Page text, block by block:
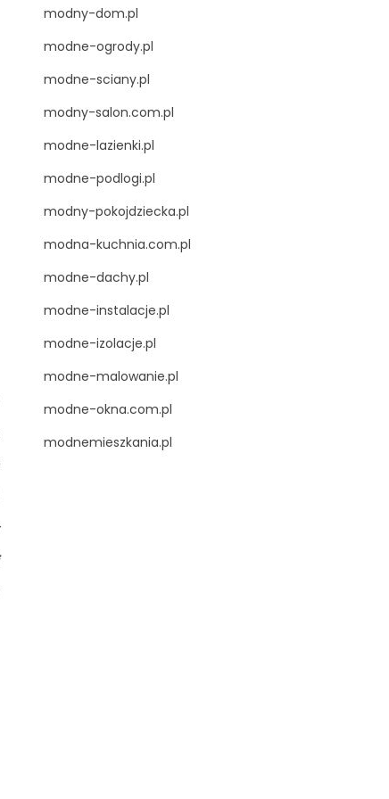
modny-dom.pl
modne-ogrody.pl
modne-sciany.pl
modny-salon.com.pl
modne-lazienki.pl
modne-podlogi.pl
modny-pokojdziecka.pl
modna-kuchnia.com.pl
modne-dachy.pl
modne-instalacje.pl
modne-izolacje.pl
modne-malowanie.pl
modne-okna.com.pl
modnemieszkania.pl